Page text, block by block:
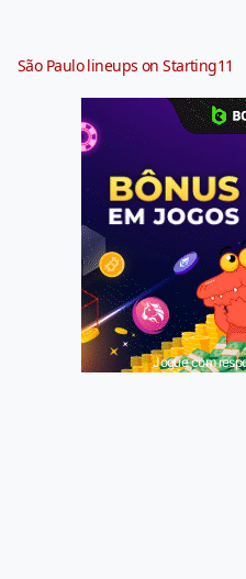
São Paulo lineups on Starting11
Jogue com